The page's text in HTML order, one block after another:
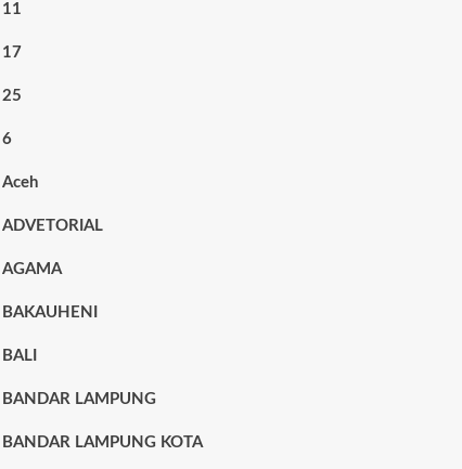
11
17
25
6
Aceh
ADVETORIAL
AGAMA
BAKAUHENI
BALI
BANDAR LAMPUNG
BANDAR LAMPUNG KOTA